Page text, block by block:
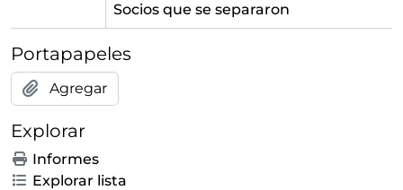
Socios que se separaron
Portapapeles
Agregar
Explorar
Informes
Explorar lista